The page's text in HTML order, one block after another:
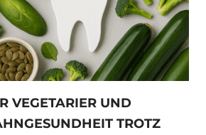
VEGETARIER UND
TROTZ